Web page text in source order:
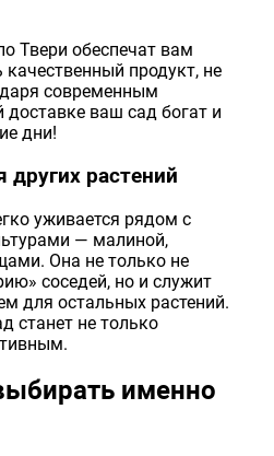
Твери обеспечат вам
продукт, не
современным
доставке ваш сад богат и
дни!
растений
уживается рядом с
— малиной,
Она не только не
соседей, но и служит
для остальных растений.
станет не только
именно